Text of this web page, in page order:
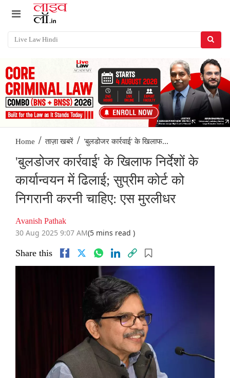
Home / ताज़ा खबरें / 'बुलडोजर कार्रवाई' के खिलाफ...
'बुलडोजर कार्रवाई' के खिलाफ निर्देशों के
कार्यान्वयन में ढिलाई; सुप्रीम कोर्ट को
निगरानी करनी चाहिए: एस मुरलीधर
Avanish Pathak
30 Aug 2025 9:07 AM(5 mins read )
Share this